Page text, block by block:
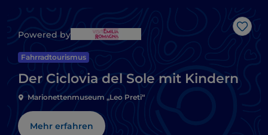
Like
Powered by
Fahrradtourismus
Der Ciclovia del Sole mit Kindern
Marionettenmuseum „Leo Preti“
Mehr erfahren